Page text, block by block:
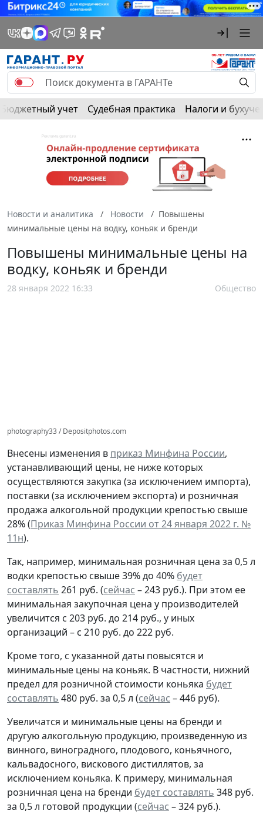
Бюджетный учет Судебная практика Налоги и
Новости и аналитика Новости
Повышены
минимальные цены на водку, коньяк и бренди
Повышены минимальные цены на
водку, коньяк и бренди
28 января 2022 16:33 Общество
photography33 / Depositphotos.com
Внесены изменения в приказ Минфина России,
устанавливающий цены, не ниже которых
осуществляются закупка (за исключением импорта),
поставки (за исключением экспорта) и розничная
продажа алкогольной продукции крепостью свыше
28% (Приказ Минфина России от 24 января 2022 г. №
11н).
Так, например, минимальная розничная цена за 0,5 л
водки крепостью свыше 39% до 40% будет
составлять 261 руб. (сейчас – 243 руб.). При этом ее
минимальная закупочная цена у производителей
увеличится с 203 руб. до 214 руб., у иных
организаций – с 210 руб. до 222 руб.
Кроме того, с указанной даты повысятся и
минимальные цены на коньяк. В частности, нижний
предел для розничной стоимости коньяка будет
составлять 480 руб. за 0,5 л (сейчас – 446 руб).
Увеличатся и минимальные цены на бренди и
другую алкогольную продукцию, произведенную из
винного, виноградного, плодового, коньячного,
кальвадосного, вискового дистиллятов, за
исключением коньяка. К примеру, минимальная
розничная цена на бренди будет составлять 348 руб.
за 0,5 л готовой продукции (сейчас – 324 руб.).